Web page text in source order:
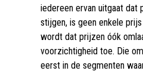
iedereen ervan uitgaat dat
stijgen, is geen enkele
wordt dat prijzen óók
voorzichtigheid toe. Die
eerst in de segmenten